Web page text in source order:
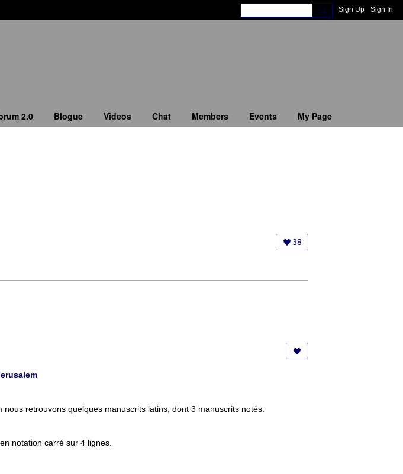
Sign Up Sign In
2.0 Blogue Videos Chat Members Events My Page
38
retrouvons quelques manuscrits latins, dont 3 manuscrits notés.
notation carré sur 4 lignes.